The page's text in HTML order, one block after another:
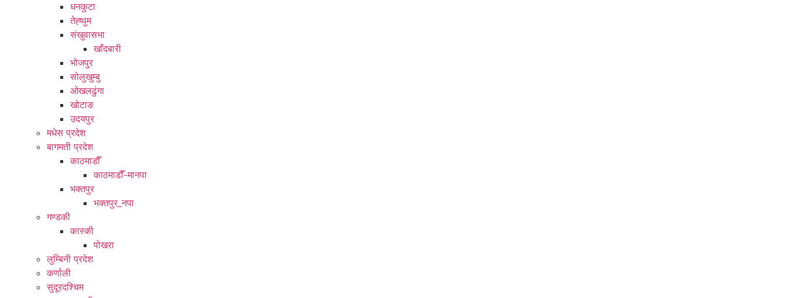
धनकुटा
तेह्थुम
संखुवासभा
खाँदबारी
भोजपुर
सोलुखुम्बु
ओखलढुंगा
खोटाङ
उदयपुर
मधेस प्रदेश
बागमती प्रदेश
काठमाडौँ
काठमाडौँ-मानपा
भक्तपुर
भक्तपुर_नपा
गण्डकी
कास्की
पोखरा
लुम्बिनी प्रदेश
कर्णाली
सुदूरदश्चिम